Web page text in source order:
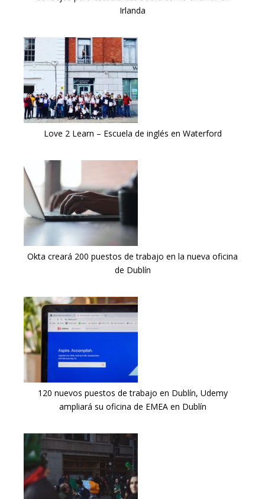
Irlanda
Love 2 Learn – Escuela de inglés en Waterford
Okta creará 200 puestos de trabajo en la nueva oficina
de Dublín
120 nuevos puestos de trabajo en Dublín, Udemy
ampliará su oficina de EMEA en Dublín